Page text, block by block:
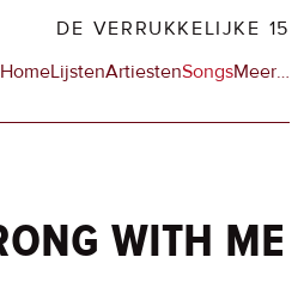
DE VERRUKKELIJKE 15
HomeLijstenArtiestenSongsMeerop
…
with me